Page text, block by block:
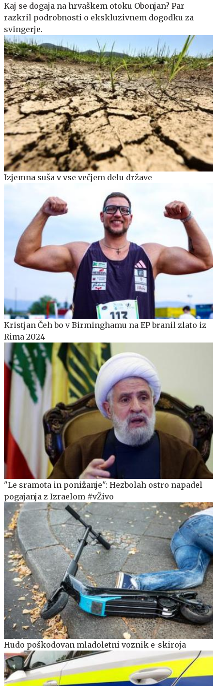
Kaj se dogaja na hrvaškem otoku Obonjan? Par
razkril podrobnosti o ekskluzivnem dogodku za
svingerje.
Izjemna suša v vse večjem delu države
Kristjan Čeh bo v Birminghamu na EP branil zlato iz
Rima 2024
"Le sramota in ponižanje": Hezbolah ostro napadel
pogajanja z Izraelom #vŽivo
Hudo poškodovan mladoletni voznik e-skiroja